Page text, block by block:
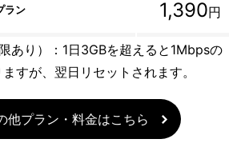
ラン 1,390円
あり）：1日3GBを超えると1Mbpsの
すが、翌日リセットされます。
他プラン・料金はこちら